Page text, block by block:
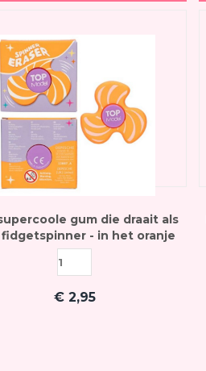
gum die draait als
- in het oranje
€ 2,95